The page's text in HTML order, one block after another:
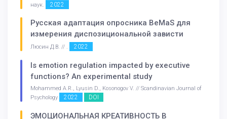
наук.
2022
Русская адаптация опросника BeMaS для
измерения диспозициональной зависти
Люсин Д.В. // . 2022
Is emotion regulation impacted by executive
functions? An experimental study
Mohammed A.R., Lyusin D., Kosonogov V. // Scandinavian Journal of
Psychology
2022 DOI
ЭМОЦИОНАЛЬНАЯ КРЕАТИВНОСТЬ В